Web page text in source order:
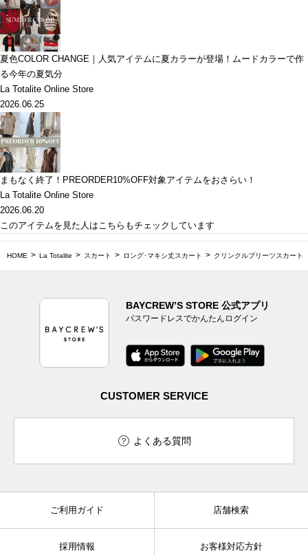
夏色COLOR CHANGE｜人気アイテムに夏カラーが登場！ムードカラーで作
る今年の夏気分
La Totalite Online Store
2026.06.25
まもなく終了！PREORDER10%OFF対象アイテムをおさらい！
La Totalite Online Store
2026.06.20
このアイテムを見た人はこちらもチェックしています
HOME La Totalite スカート ロング･マキシ丈スカート クリンクルプリーツスカート
BAYCREW’S STORE 公式アプリ
パスワードレスでかんたんログイン
CUSTOMER SERVICE
よくある質問
ご利用ガイド 店舗検索
採用情報 お客様対応方針